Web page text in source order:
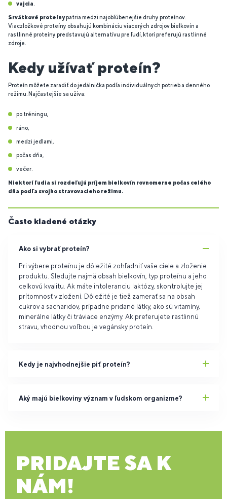
vajcia
Srvátkové proteínypatria medzi najobľúbenejšie druhy proteínov.
Viaczložkové proteíny obsahujú kombináciu viacerých zdrojov bielkovín a
rastlinné proteíny predstavujú alternatívu pre ľudí, ktorí preferujú rastlinné
zdroje.
Kedy užívať proteín?
Proteín môžete zaradiť do jedálnička podľa individuálnych potrieb a denného
režimu. Najčastejšie sa užíva:
po tréningu,
ráno,
medzi jedlami,
počas dňa,
večer.
Niektorí ľudia si rozdeľujú príjem bielkovín rovnomerne počas celého
dňa podľa svojho stravovacieho režimu.
Často kladené otázky
Ako si vybrať proteín?
Pri výbere proteínu je dôležité zohľadniť vaše ciele a zloženie
produktu. Sledujte najmä obsah bielkovín, typ proteínu a jeho
celkovú kvalitu. Ak máte intoleranciu laktózy, skontrolujte jej
prítomnosť v zložení. Dôležité je tiež zamerať sa na obsah
cukrov a sacharidov, prípadne pridané látky, ako sú vitamíny,
minerálne látky či tráviace enzýmy. Ak preferujete rastlinnú
stravu, vhodnou voľbou je vegánsky proteín.
Kedy je najvhodnejšie piť proteín?
Aký majú bielkoviny význam v ľudskom organizme?
PRIDAJTE SA K
NÁM!